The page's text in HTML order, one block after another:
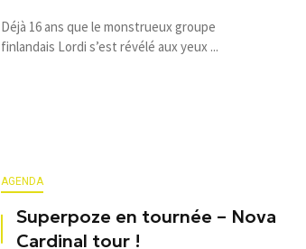
Déjà 16 ans que le monstrueux groupe
finlandais Lordi s’est révélé aux yeux ...
AGENDA
Superpoze en tournée – Nova
Cardinal tour !